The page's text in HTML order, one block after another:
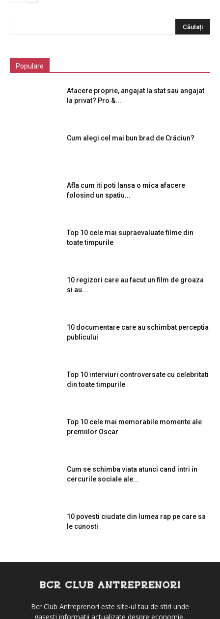
Populare
Afacere proprie, angajat la stat sau angajat
la privat? Pro &...
Cum alegi cel mai bun brad de Crăciun?
Afla cum iti poti lansa o mica afacere
folosind un spatiu...
Top 10 cele mai supraevaluate filme din
toate timpurile
10 regizori care au facut un film de groaza
si au...
10 documentare care au schimbat perceptia
publicului
Top 10 interviuri controversate cu celebritati
din toate timpurile
Top 10 cele mai memorabile momente ale
premiilor Oscar
Cum se schimba viata atunci cand intri in
cercurile sociale ale...
10 povesti ciudate din lumea rap pe care sa
le cunosti
Bcr Club Antreprenori este site-ul tau de stiri unde
gasesti informatii actualizate despre economie,